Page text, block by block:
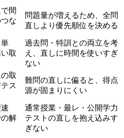
間
な
問題量が増えるため、全問
直しより優先順位を決める
取
過去問・特訓との両立を考
え、直しに時間を使いすぎ
ない
取
ス
難問の直しに偏ると、得点
源が固まりにくい
解
通常授業・最レ・公開学力
テストの直しを抱え込みす
ぎない